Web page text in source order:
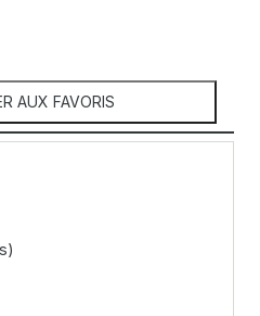
AUX FAVORIS